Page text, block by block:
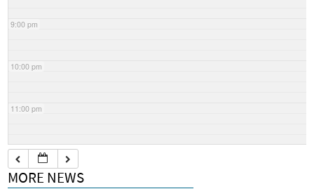
9:00 pm
10:00 pm
11:00 pm
MORE NEWS